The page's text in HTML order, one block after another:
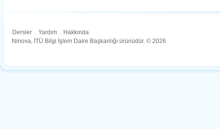
Dersler . Yardım . Hakkında
Ninova, İTÜ Bilgi İşlem Daire Başkanlığı ürünüdür. © 2026